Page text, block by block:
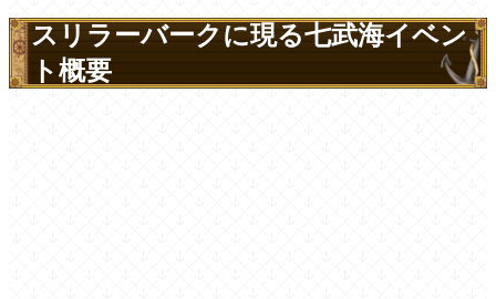
スリラーバークに現る七武海イベン
ト概要